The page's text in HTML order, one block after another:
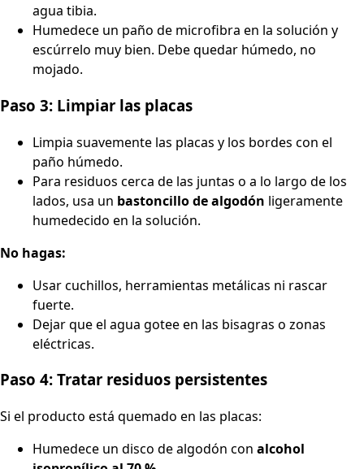
agua tibia.
Humedece un paño de microfibra en la solución y
escúrrelo muy bien. Debe quedar húmedo, no
mojado.
Paso 3: Limpiar las placas
Limpia suavemente las placas y los bordes con el
paño húmedo.
Para residuos cerca de las juntas o a lo largo de los
lados, usa un bastoncillo de algodón ligeramente
humedecido en la solución.
No hagas:
Usar cuchillos, herramientas metálicas ni rascar
fuerte.
Dejar que el agua gotee en las bisagras o zonas
eléctricas.
Paso 4: Tratar residuos persistentes
Si el producto está quemado en las placas:
Humedece un disco de algodón con alcohol